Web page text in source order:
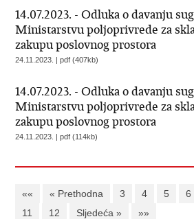
14.07.2023. - Odluka o davanju
Ministarstvu poljoprivrede za
zakupu poslovnog prostora
24.11.2023. | pdf (407kb)
14.07.2023. - Odluka o davanju
Ministarstvu poljoprivrede za
zakupu poslovnog prostora
24.11.2023. | pdf (114kb)
«« « Prethodna 3 4 5 6
11
12 Sljedeća » »»